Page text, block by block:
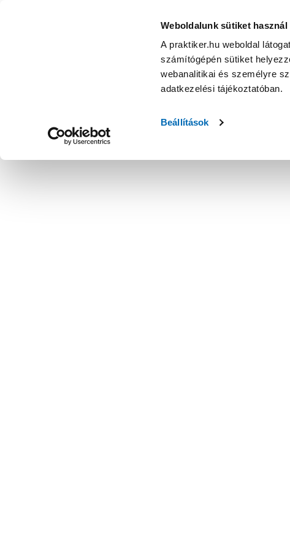
Weboldalunk sütiket használ
A praktiker.hu weboldal
számítógépén sütiket
webanalitikai és személyre
adatkezelési tájékoztatóban.
Beállítások